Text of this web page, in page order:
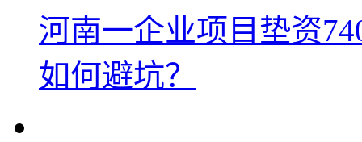
河南一企业项目垫资
如何避坑？